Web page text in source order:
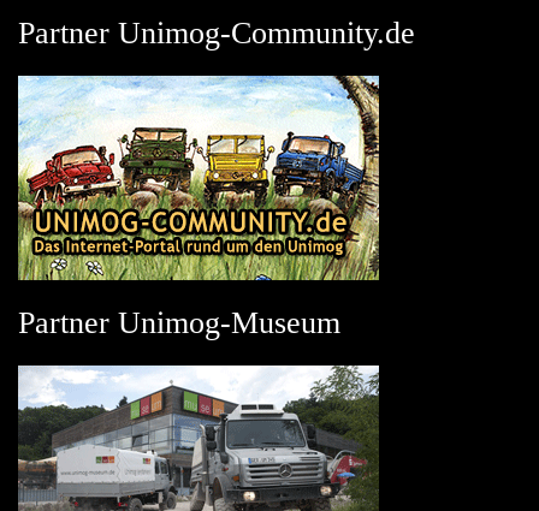
Partner Unimog-Community.de
Partner Unimog-Museum